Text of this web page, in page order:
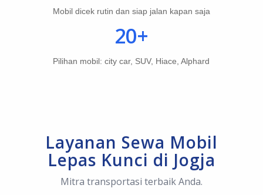
Mobil dicek rutin dan siap jalan kapan saja
20+
Pilihan mobil: city car, SUV, Hiace, Alphard
Layanan Sewa Mobil
Lepas Kunci di Jogja
Mitra transportasi terbaik Anda.